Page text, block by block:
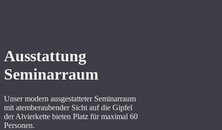
Ausstattung
Seminarraum
Unser modern ausgestatteter Seminarraum
mit atemberaubender Sicht auf die Gipfel
der Alvierkette bieten Platz für maximal 60
Personen.